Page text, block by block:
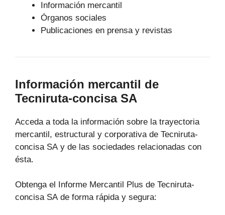
Información mercantil
Órganos sociales
Publicaciones en prensa y revistas
Información mercantil de
Tecniruta-concisa SA
Acceda a toda la información sobre la trayectoria
mercantil, estructural y corporativa de Tecniruta-
concisa SA y de las sociedades relacionadas con
ésta.
Obtenga el Informe Mercantil Plus de Tecniruta-
concisa SA de forma rápida y segura: